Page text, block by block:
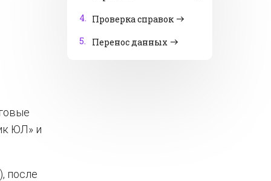
4. Проверка справок
5.
Перенос данных
ЮЛ» и
), после